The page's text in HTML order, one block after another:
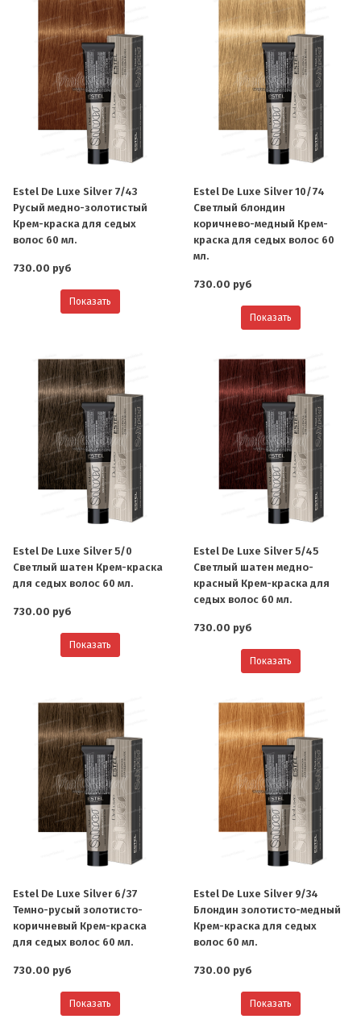
Estel De Luxe Silver 7/43
Русый медно-золотистый
Крем-краска для седых
волос 60 мл.
730.00 руб
Показать
Estel De Luxe Silver 10/74
Светлый блондин
коричнево-медный Крем-
краска для седых волос 60
мл.
730.00 руб
Показать
Estel De Luxe Silver 5/0
Светлый шатен Крем-краска
для седых волос 60 мл.
730.00 руб
Показать
Estel De Luxe Silver 5/45
Светлый шатен медно-
красный Крем-краска для
седых волос 60 мл.
730.00 руб
Показать
Estel De Luxe Silver 6/37
Темно-русый золотисто-
коричневый Крем-краска
для седых волос 60 мл.
730.00 руб
Показать
Estel De Luxe Silver 9/34
Блондин золотисто-медный
Крем-краска для седых
волос 60 мл.
730.00 руб
Показать